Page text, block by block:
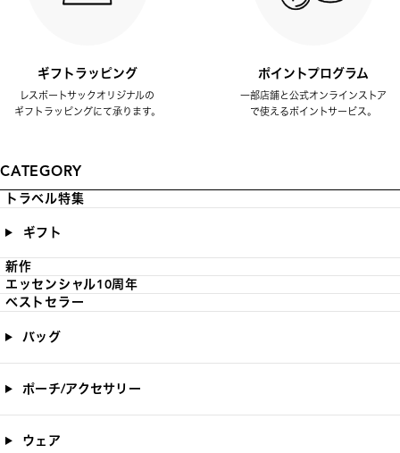
ギフトラッピング
レスポートサックオリジナルの
ギフトラッピングにて承ります。
ポイントプログラム
一部店舗と公式オンラインストア
で使えるポイントサービス。
CATEGORY
トラベル特集
ギフト
新作
エッセンシャル10周年
ベストセラー
バッグ
ポーチ/アクセサリー
ウェア